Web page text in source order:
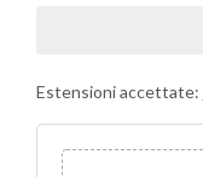
Estensioni accettate: